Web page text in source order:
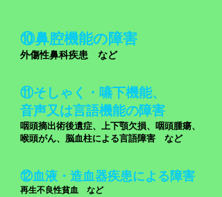
⑩鼻腔機能の障害
​外傷性鼻科疾患 など
⑪そしゃく・嚥下機能、
音声又は言語機能の障害
​咽頭摘出術後遺症、上下顎欠損、咽頭腫瘍、
喉頭がん、脳血柱による言語障害 など
⑫血液・造血器疾患による障害
再生不良性貧血 など